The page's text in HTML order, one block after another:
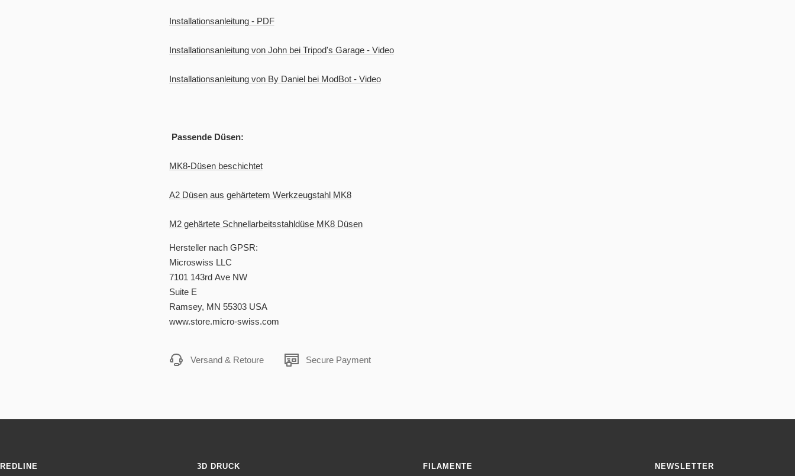
Installationsanleitung - PDF
Installationsanleitung von John bei Tripod's Garage - Video
Installationsanleitung von By Daniel bei ModBot - Video
Passende Düsen:
MK8-Düsenbeschichtet
A2 Düsen aus gehärtetem Werkzeugstahl MK8
M2 gehärtete Schnellarbeitsstahldüse MK8 Düsen
Hersteller nach GPSR:
Microswiss LLC
7101 143rd Ave NW
Suite E
Ramsey, MN 55303 USA
www.store.micro-swiss.com
Versand & Retoure Secure Payment
REDLINE 3D DRUCK FILAMENTE NEWSLETTER